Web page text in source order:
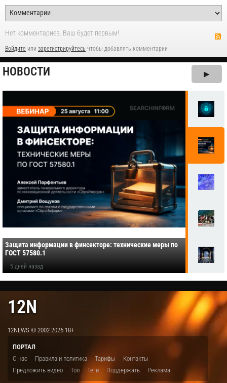
Нет комментариев. Ваш будет первым!
Войдите или зарегистрируйтесь чтобы добавлять комментарии
НОВОСТИ ▶
Защита информации в финсекторе: технические меры по
ГОСТ 57580.1
5 дней назад
12N
12NEWS © 2002-2026 18+
ПОРТАЛ
О нас
Правила и политика Тарифы
Контакты
Предложить видео
Топ Теги Поддержать Реклама